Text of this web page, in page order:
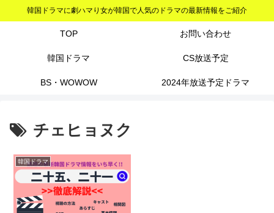
韓国ドラマに劇ハマり女が韓国で人気のドラマの最新情報をご紹介
TOP お問い合わせ
韓国ドラマ CS放送予定
BS・WOWOW 2024年放送予定ドラマ
チェヒョヌク
韓国ドラマ